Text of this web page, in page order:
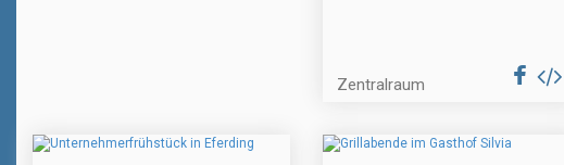
Zentralraum